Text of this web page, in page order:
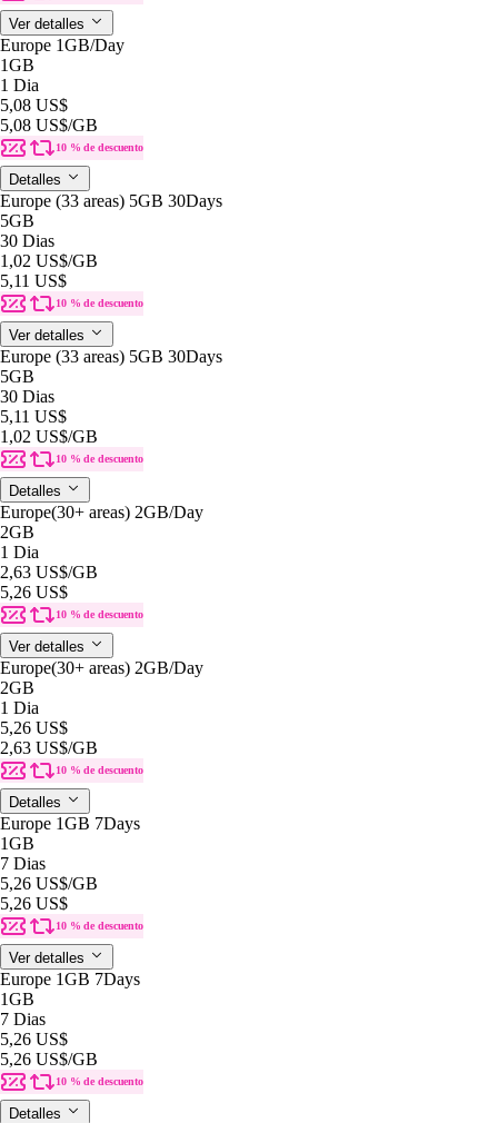
Ver detalles
Europe 1GB/Day
1GB
1 Dia
5,08 US$
5,08 US$/GB
10 % de descuento
Detalles
Europe (33 areas) 5GB 30Days
5GB
30 Dias
1,02 US$/GB
5,11 US$
10 % de descuento
Ver detalles
Europe (33 areas) 5GB 30Days
5GB
30 Dias
5,11 US$
1,02 US$/GB
10 % de descuento
Detalles
Europe(30+ areas) 2GB/Day
2GB
1 Dia
2,63 US$/GB
5,26 US$
10 % de descuento
Ver detalles
Europe(30+ areas) 2GB/Day
2GB
1 Dia
5,26 US$
2,63 US$/GB
10 % de descuento
Detalles
Europe 1GB 7Days
1GB
7 Dias
5,26 US$/GB
5,26 US$
10 % de descuento
Ver detalles
Europe 1GB 7Days
1GB
7 Dias
5,26 US$
5,26 US$/GB
10 % de descuento
Detalles